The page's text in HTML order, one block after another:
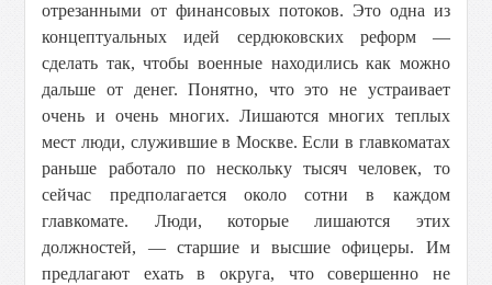
отрезанными от финансовых потоков. Это одна из
концептуальных идей сердюковских реформ —
сделать так, чтобы военные находились как можно
дальше от денег. Понятно, что это не устраивает
очень и очень многих. Лишаются многих теплых
мест люди, служившие в Москве. Если в главкоматах
раньше работало по нескольку тысяч человек, то
сейчас предполагается около сотни в каждом
главкомате. Люди, которые лишаются этих
должностей, — старшие и высшие офицеры. Им
предлагают ехать в округа, что совершенно не